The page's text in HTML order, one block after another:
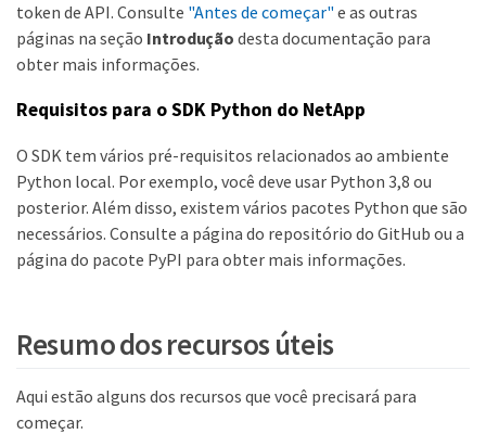
token de API. Consulte "Antes de começar" e as outras
páginas na seção Introdução desta documentação para
obter mais informações.
Requisitos para o SDK Python do NetApp
O SDK tem vários pré-requisitos relacionados ao ambiente
Python local. Por exemplo, você deve usar Python 3,8 ou
posterior. Além disso, existem vários pacotes Python que são
necessários. Consulte a página do repositório do GitHub ou a
página do pacote PyPI para obter mais informações.
Resumo dos recursos úteis
Aqui estão alguns dos recursos que você precisará para
começar.